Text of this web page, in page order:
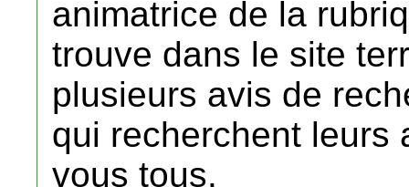
animatrice de la
trouve dans le site
plusieurs avis de
qui recherchent leurs
vous tous.